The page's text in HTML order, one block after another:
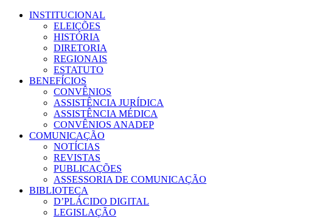
INSTITUCIONAL
ELEIÇÕES
HISTÓRIA
DIRETORIA
REGIONAIS
ESTATUTO
BENEFÍCIOS
CONVÊNIOS
ASSISTÊNCIA JURÍDICA
ASSISTÊNCIA MÉDICA
CONVÊNIOS ANADEP
COMUNICAÇÃO
NOTÍCIAS
REVISTAS
PUBLICAÇÕES
ASSESSORIA DE COMUNICAÇÃO
BIBLIOTECA
D’PLÁCIDO DIGITAL
LEGISLAÇÃO